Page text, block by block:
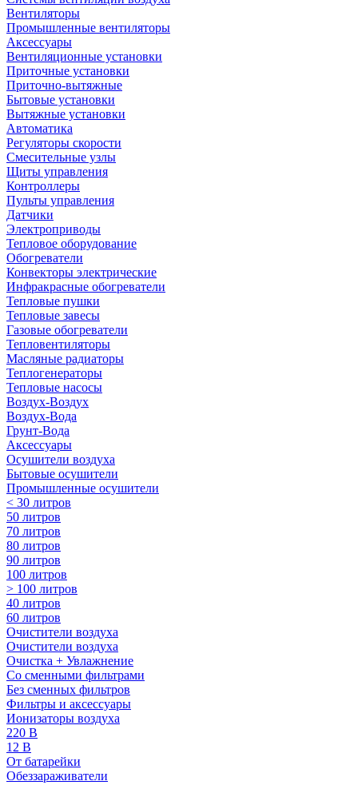
Вентиляторы
Промышленные вентиляторы
Аксессуары
Вентиляционные установки
Приточные установки
Приточно-вытяжные
Бытовые установки
Вытяжные установки
Автоматика
Регуляторы скорости
Смесительные узлы
Щиты управления
Контроллеры
Пульты управления
Датчики
Электроприводы
Тепловое оборудование
Обогреватели
Конвекторы электрические
Инфракрасные обогреватели
Тепловые пушки
Тепловые завесы
Газовые обогреватели
Тепловентиляторы
Масляные радиаторы
Теплогенераторы
Тепловые насосы
Воздух-Воздух
Воздух-Вода
Грунт-Вода
Аксессуары
Осушители воздуха
Бытовые осушители
Промышленные осушители
< 30 литров
50 литров
70 литров
80 литров
90 литров
100 литров
> 100 литров
40 литров
60 литров
Очистители воздуха
Очистители воздуха
Очистка + Увлажнение
Cо сменными фильтрами
Без сменных фильтров
Фильтры и аксессуары
Ионизаторы воздуха
220 В
12 В
От батарейки
Обеззараживатели